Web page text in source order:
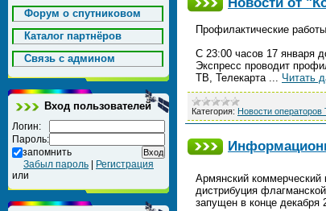
Форум о спутниковом
Каталог партнёров
Cвязь с админом
Вход пользователей
Логин:
Пароль:
запомнить
Забыл пароль
Регистрация
или
Профилактические работы
С 23:00 часов 17 января
Экспресс проводит
ТВ, Телекарта ... Читать
Категория: Новости операторов
Армянский коммерческий
дистрибуция
запущен в конце декабря